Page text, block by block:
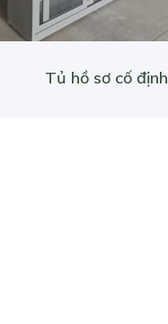
Tủ hồ sơ cố định